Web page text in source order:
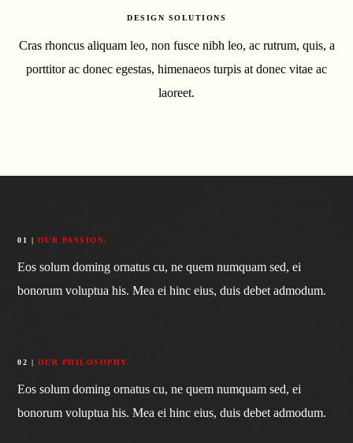
DESIGN SOLUTIONS
Cras rhoncus aliquam leo, non fusce nibh leo, ac rutrum, quis, a
porttitor ac donec egestas, himenaeos turpis at donec vitae ac
laoreet.
01 | OUR PASSION.
Eos solum doming ornatus cu, ne quem numquam sed, ei
bonorum voluptua his. Mea ei hinc eius, duis debet admodum.
02 | OUR PHILOSOPHY.
Eos solum doming ornatus cu, ne quem numquam sed, ei
bonorum voluptua his. Mea ei hinc eius, duis debet admodum.